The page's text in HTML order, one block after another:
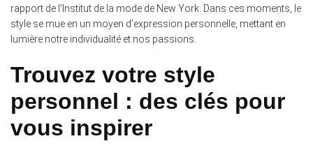
rapport de l’Institut de la mode de New York. Dans ces moments, le
style se mue en un moyen d’expression personnelle, mettant en
lumière notre individualité et nos passions.
Trouvez votre style
personnel : des clés pour
vous inspirer